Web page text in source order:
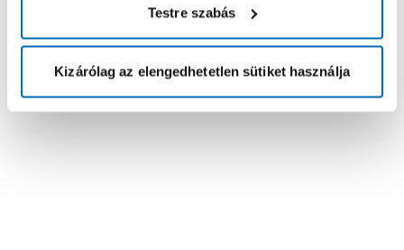
Testre szabás
Kizárólag az elengedhetetlen sütiket használja